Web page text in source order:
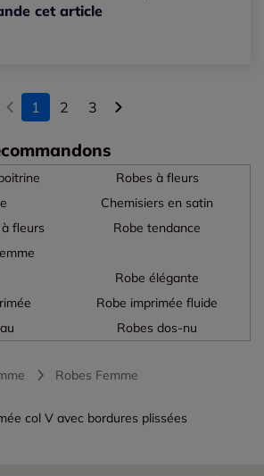
cet article
1 2 3
fleurs
Robes à fleurs
Chemisiers en satin
Robe tendance
Robe élégante
Robe imprimée fluide
Robes dos-nu
Robes Femme
col V avec bordures plissées